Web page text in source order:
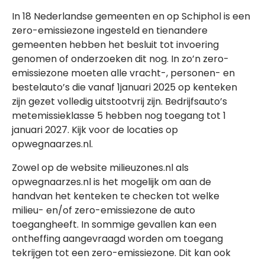
In 18 Nederlandse gemeenten en op Schiphol is een
zero-emissiezone ingesteld en tienandere
gemeenten hebben het besluit tot invoering
genomen of onderzoeken dit nog. In zo’n zero-
emissiezone moeten alle vracht-, personen- en
bestelauto’s die vanaf 1januari 2025 op kenteken
zijn gezet volledig uitstootvrij zijn. Bedrijfsauto’s
metemissieklasse 5 hebben nog toegang tot 1
januari 2027. Kijk voor de locaties op
opwegnaarzes.nl.
Zowel op de website milieuzones.nl als
opwegnaarzes.nl is het mogelijk om aan de
handvan het kenteken te checken tot welke
milieu- en/of zero-emissiezone de auto
toegangheeft. In sommige gevallen kan een
ontheffing aangevraagd worden om toegang
tekrijgen tot een zero-emissiezone. Dit kan ook